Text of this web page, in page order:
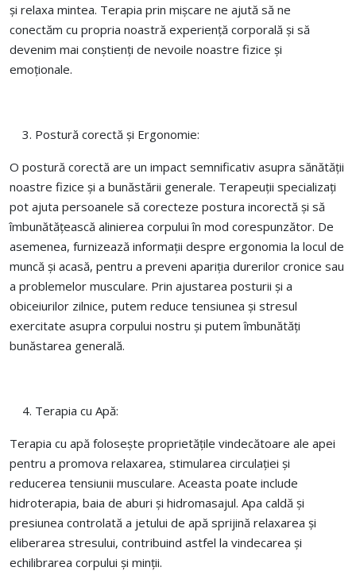
și relaxa mintea. Terapia prin mișcare ne ajută să ne
conectăm cu propria noastră experiență corporală și să
devenim mai conștienți de nevoile noastre fizice și
emoționale.
Postură corectă și Ergonomie:
O postură corectă are un impact semnificativ asupra sănătății
noastre fizice și a bunăstării generale. Terapeuții specializați
pot ajuta persoanele să corecteze postura incorectă și să
îmbunătățească alinierea corpului în mod corespunzător. De
asemenea, furnizează informații despre ergonomia la locul de
muncă și acasă, pentru a preveni apariția durerilor cronice sau
a problemelor musculare. Prin ajustarea posturii și a
obiceiurilor zilnice, putem reduce tensiunea și stresul
exercitate asupra corpului nostru și putem îmbunătăți
bunăstarea generală.
Terapia cu Apă:
Terapia cu apă folosește proprietățile vindecătoare ale apei
pentru a promova relaxarea, stimularea circulației și
reducerea tensiunii musculare. Aceasta poate include
hidroterapia, baia de aburi și hidromasajul. Apa caldă și
presiunea controlată a jetului de apă sprijină relaxarea și
eliberarea stresului, contribuind astfel la vindecarea și
echilibrarea corpului și minții.